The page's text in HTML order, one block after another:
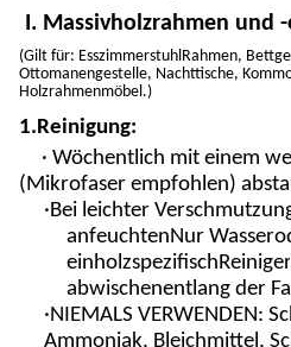
I. Massivholzrahmen und
(Gilt für: EsszimmerstuhlRahmen,
Ottomanengestelle, Nachttische,
Holzrahmenmöbel.)
1.Reinigung:
· Wöchentlich mit einem
(Mikrofaser empfohlen)
·Bei leichter
anfeuchtenNur Wasser
einholzspezifischReiniger
abwischenentlang der
·NIEMALS VERWENDEN:
Ammoniak, Bleichmittel,